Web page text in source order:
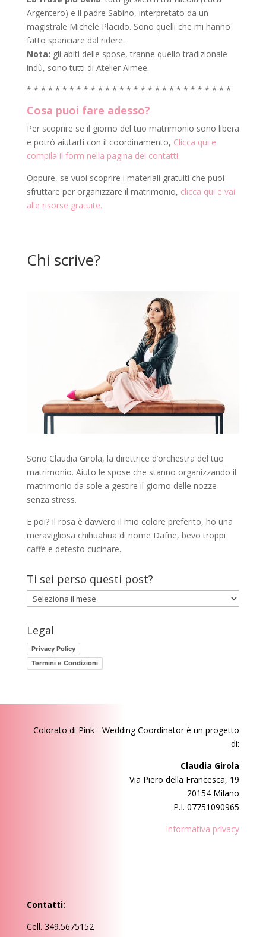
Argentero) e il padre Sabino, interpretato da un
magistrale Michele Placido. Sono quelli che mi hanno
fatto spanciare dal ridere.
Nota: gli abiti delle spose, tranne quello tradizionale
indù, sono tutti di Atelier Aimee.
* * * * * * * * * * * * * * * * * * * * * * * * * * * * *
Cosa puoi fare adesso?
Per scoprire se il giorno del tuo matrimonio sono libera
e potrò aiutarti con il coordinamento, Clicca qui e
compila il form nella pagina dei contatti.
Oppure, se vuoi scoprire i materiali gratuiti che puoi
sfruttare per organizzare il matrimonio, clicca qui e vai
alle risorse gratuite.
Chi scrive?
Sono Claudia Girola, la direttrice d’orchestra del tuo
matrimonio. Aiuto le spose che stanno organizzando il
matrimonio da sole a gestire il giorno delle nozze
senza stress.
E poi? Il rosa è davvero il mio colore preferito, ho una
meravigliosa chihuahua di nome Dafne, bevo troppi
caffè e detesto cucinare.
Ti sei perso questi post?
sei
questi
post?
Legal
Privacy Policy
Termini e Condizioni
Colorato di Pink - Wedding Coordinatorè un progetto
di:
Claudia Girola
Via Piero della Francesca, 19
20154 Milano
P.I. 07751090965
Informativa privacy
Contatti:
Cell. 349.5675152